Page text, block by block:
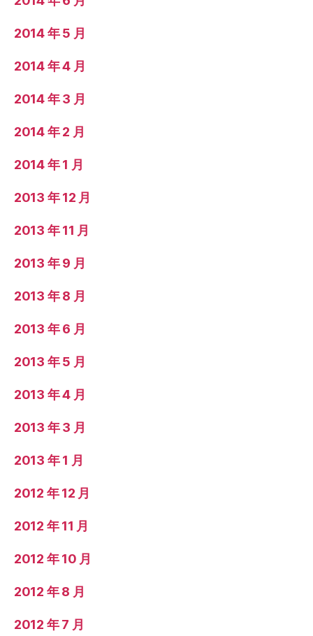
2014 年 5 月
2014 年 4 月
2014 年 3 月
2014 年 2 月
2014 年 1 月
2013 年 12 月
2013 年 11 月
2013 年 9 月
2013 年 8 月
2013 年 6 月
2013 年 5 月
2013 年 4 月
2013 年 3 月
2013 年 1 月
2012 年 12 月
2012 年 11 月
2012 年 10 月
2012 年 8 月
2012 年 7 月